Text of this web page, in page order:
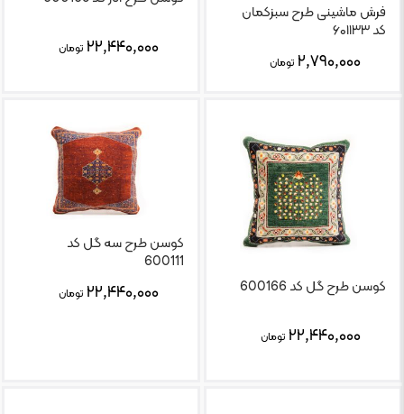
فرش ماشینی طرح سبزکمان
کد ۶۰۱۱۳۳
۲,۷۹۰,۰۰۰ تومان
۲۲,۴۴۰,۰۰۰ تومان
کوسن طرح گل کد 600166
۲۲,۴۴۰,۰۰۰ تومان
کوسن طرح سه گل کد
600111
۲۲,۴۴۰,۰۰۰ تومان